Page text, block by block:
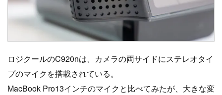
ロジクールのC920nは、カメラの両サイドにステレオタイ
プのマイクを搭載されている。
MacBook Pro13インチのマイクと比べてみたが、大きな変